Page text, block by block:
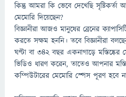
কিন্তু আমরা কি ভেবে দেখেছি সৃষ্টিকর্তা
মেমোরি দিয়েছেন?
বিজ্ঞানীরা আজও মানুষের ব্রেনের
করতে সক্ষম হননি। তবে বিজ্ঞানীরা
ঘণ্টা বা ৩৪২ বছর একনাগাড়ে মস্তিষ্কের
ভিডিও ধারণ করেন, তাতেও আপনার
কম্পিউটারের মেমোরি স্পেস পূরণ হবে